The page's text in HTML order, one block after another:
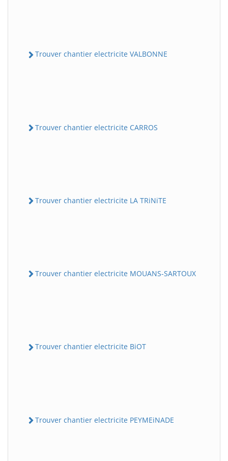
Trouver chantier electricite VALBONNE
Trouver chantier electricite CARROS
Trouver chantier electricite LA TRiNiTE
Trouver chantier electricite MOUANS-SARTOUX
Trouver chantier electricite BiOT
Trouver chantier electricite PEYMEiNADE